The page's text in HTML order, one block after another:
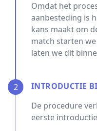
Omdat het
aanbesteding is
kans maakt om
match starten
laten we dit
2
INTRODUCTIE
De procedure
eerste